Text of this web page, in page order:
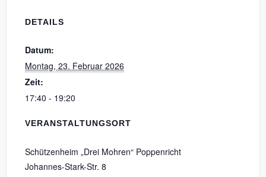
DETAILS
Datum:
Montag, 23. Februar 2026
Zeit:
17:40 - 19:20
VERANSTALTUNGSORT
Schützenheim „Drei Mohren“ Poppenricht
Johannes-Stark-Str. 8